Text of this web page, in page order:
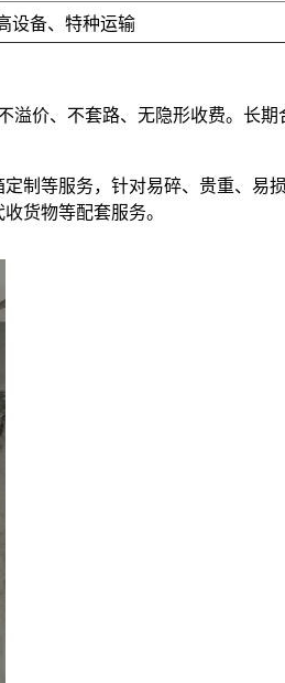
设备、特种运输
价、不套路、无隐形收费。长期
制等服务，针对易碎、贵重、易
货物等配套服务。